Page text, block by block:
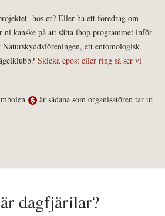
hos er? Eller ha ett föredrag om
kanske på att sätta ihop programmet inför
ett entomologisk
Skicka epost eller ring så ser vi
är sådana som organisatören tar ut
dagfjärilar?